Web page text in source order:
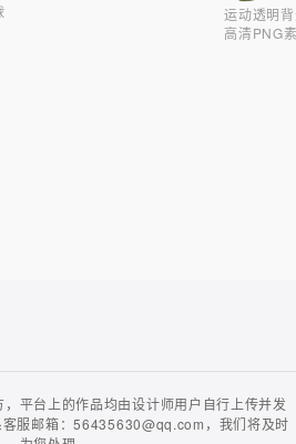
运动透明
高清PNG
平台上的作品均由设计师用户自行上传并发
服邮箱：56435630@qq.com，我们将及时